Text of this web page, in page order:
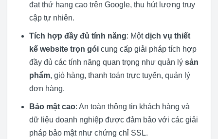
đạt thứ hạng cao trên Google, thu hút lượng truy
cập tự nhiên.
Tích hợp đầy đủ tính năng: Mộtdịch vụ thiết
kế website trọn góicung cấp giải pháp tích hợp
đầy đủ các tính năng quan trọng như quản lý sản
phẩm, giỏ hàng, thanh toán trực tuyến, quản lý
đơn hàng.
Bảo mật cao: An toàn thông tin khách hàng và
dữ liệu doanh nghiệp được đảm bảo với các giải
pháp bảo mật như chứng chỉ SSL.